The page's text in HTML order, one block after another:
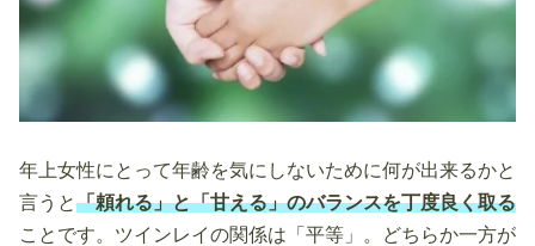
年上女性にとって年齢を気にしないために何が出来るかと
言うと「頼れる」と「甘える」のバランスを丁度良く取る
ことです。ツインレイの関係は「平等」。どちらか一方が